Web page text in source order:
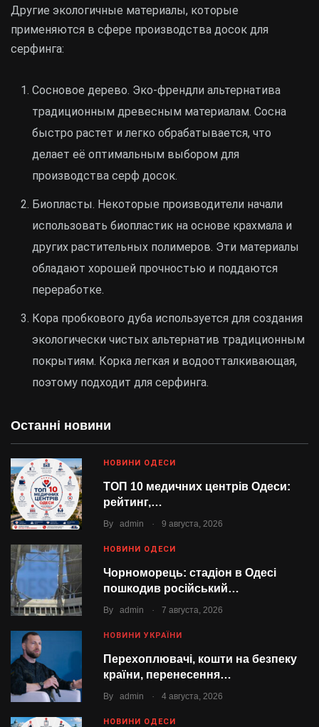
Останні новини
НОВИНИ ОДЕСИ
ТОП 10 медичних центрів Одеси:
рейтинг,…
By admin . 9 августа, 2026
НОВИНИ ОДЕСИ
Чорноморець: стадіон в Одесі
пошкодив російський…
By admin . 7 августа, 2026
НОВИНИ УКРАЇНИ
Перехоплювачі, кошти на безпеку
країни, перенесення…
By admin . 4 августа, 2026
НОВИНИ ОДЕСИ
Другие экологичные материалы, которые
применяются в сфере производства досок для
серфинга:
Сосновое дерево. Эко-френдли альтернатива
традиционным древесным материалам. Сосна
быстро растет и легко обрабатывается, что
делает её оптимальным выбором для
производства серф досок.
Биопласты. Некоторые производители начали
использовать биопластик на основе крахмала и
других растительных полимеров. Эти материалы
обладают хорошей прочностью и поддаются
переработке.
Кора пробкового дуба используется для создания
экологически чистых альтернатив традиционным
покрытиям. Корка легкая и водоотталкивающая,
поэтому подходит для серфинга.